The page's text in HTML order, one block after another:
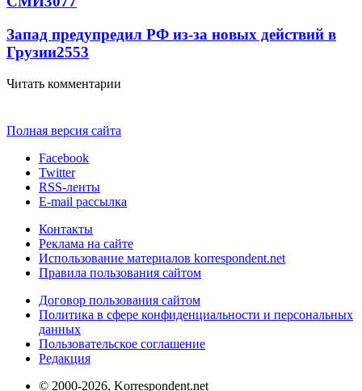
Запад предупредил РФ из-за новых действий в
Грузии2553
Читать комментарии
Полная версия сайта
Facebook
Twitter
RSS-ленты
E-mail рассылка
Контакты
Реклама на сайте
Использование материалов korrespondent.net
Правила пользования сайтом
Договор пользования сайтом
Политика в сфере конфиденциальности и персональных
данных
Пользовательское соглашение
Редакция
© 2000-2026, Korrespondent.net